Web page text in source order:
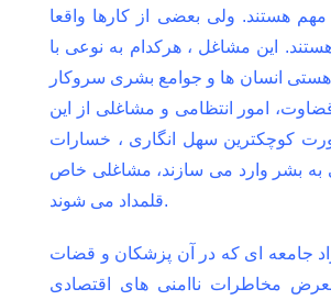
هستند. ولی بعضی از کارها واقعا
این مشاغل ، هرکدام به نوعی با
هستی انسان ها و جوامع بشری سروکار
امور انتظامی و مشاغلی از این
کوچکترین سهل انگاری ، خسارات
به بشر وارد می سازند، مشاغلی خاص
قلمداد می شوند.
جامعه ای که در آن پزشکان و قضات
مخاطرات ناامنی های اقتصادی